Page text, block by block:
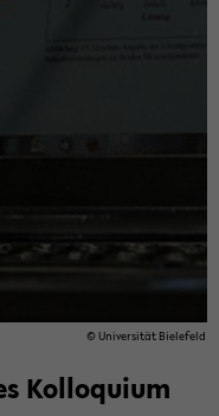
© Uni­ver­si­tät Bie­le­feld
Kol­lo­qui­um